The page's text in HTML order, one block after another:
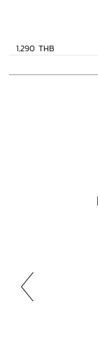
1,290 THB